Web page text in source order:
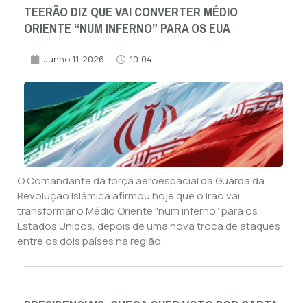
TEERÃO DIZ QUE VAI CONVERTER MÉDIO
ORIENTE “NUM INFERNO” PARA OS EUA
Junho 11, 2026 10:04
O Comandante da força aeroespacial da Guarda da
Revolução Islâmica afirmou hoje que o Irão vai
transformar o Médio Oriente "num inferno” para os
Estados Unidos, depois de uma nova troca de ataques
entre os dois países na região.